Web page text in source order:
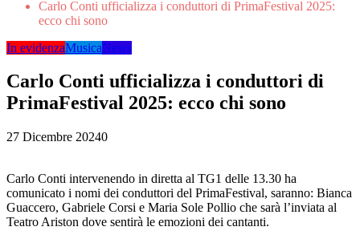
Carlo Conti ufficializza i conduttori di PrimaFestival 2025:
ecco chi sono
In evidenzaMusicaNews
Carlo Conti ufficializza i conduttori di
PrimaFestival 2025: ecco chi sono
27 Dicembre 20240
Carlo Conti intervenendo in diretta al TG1 delle 13.30 ha
comunicato i nomi dei conduttori del PrimaFestival, saranno: Bianca
Guaccero, Gabriele Corsi e Maria Sole Pollio che sarà l’inviata al
Teatro Ariston dove sentirà le emozioni dei cantanti.